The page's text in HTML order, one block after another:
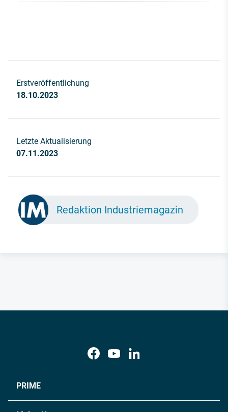
Erstveröffentlichung
18.10.2023
Letzte Aktualisierung
07.11.2023
Redaktion Industriemagazin
PRIME